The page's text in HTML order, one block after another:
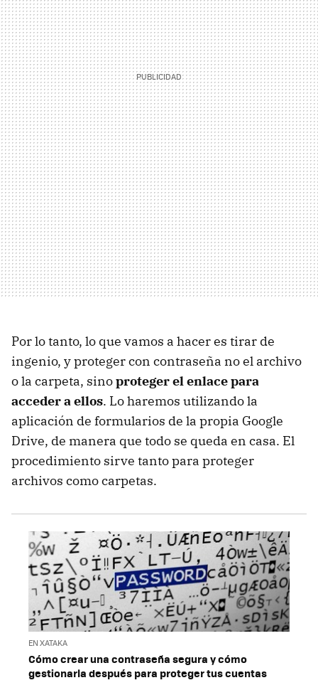
Por lo tanto, lo que vamos a hacer es tirar de
ingenio, y proteger con contraseña no el archivo
o la carpeta, sinoproteger el enlace para
acceder a ellos. Lo haremos utilizando la
aplicación de formularios de la propia Google
Drive, de manera que todo se queda en casa. El
procedimiento sirve tanto para proteger
archivos como carpetas.
EN XATAKA
Cómo crear una contraseña segura y cómo
gestionarla después para proteger tus cuentas